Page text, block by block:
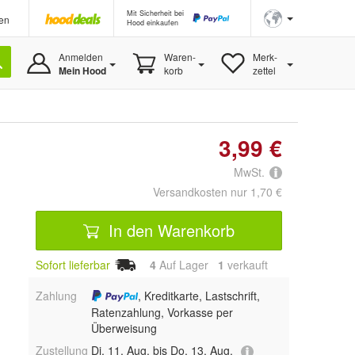
Mit Sicherheit bei
Hood einkaufen
Anmelden
Mein Hood
Waren-
korb
Merk-
zettel
3,99 €
MwSt.
Versandkosten nur 1,70 €
In den Warenkorb
Sofort lieferbar 4 Auf Lager 1 verkauft
Zahlung
, Kreditkarte, Lastschrift,
Ratenzahlung, Vorkasse per
Überweisung
Zustellung Di, 11. Aug. bis Do, 13. Aug.